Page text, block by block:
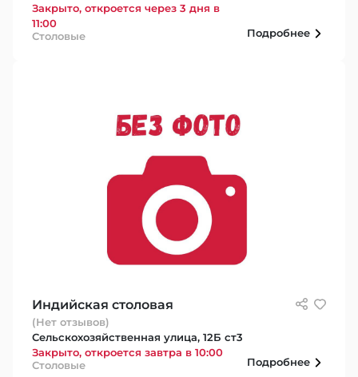
Закрыто, откроется через 3 дня в
11:00
Столовые
Подробнее
Индийская столовая
(Нет отзывов)
Сельскохозяйственная улица, 12Б ст3
Закрыто, откроется завтра в 10:00
Столовые
Подробнее